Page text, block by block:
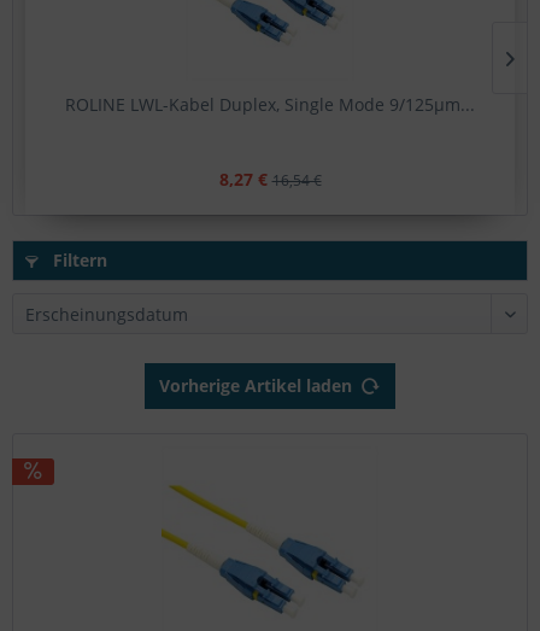
ROLINE LWL-Kabel Duplex, Single Mode 9/125µm...
8,27 € 16,54 €
Filtern
Vorherige Artikel laden